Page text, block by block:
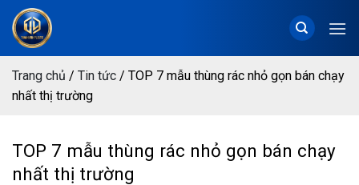
Chuyển
đến
dungTrang chủ / Tin tức / TOP 7 mẫu thùng rác nhỏ gọn bán chạy
nhất thị trường
TOP 7 mẫu thùng rác nhỏ gọn bán chạy
nhất thị trường